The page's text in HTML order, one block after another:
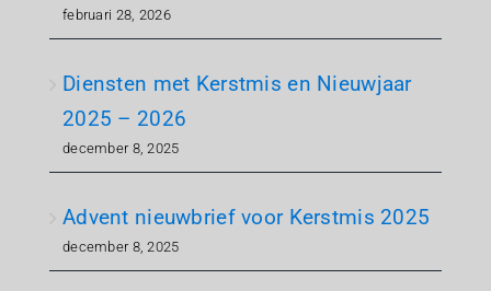
februari 28, 2026
Diensten met Kerstmis en Nieuwjaar
2025 – 2026
december 8, 2025
Advent nieuwbrief voor Kerstmis 2025
december 8, 2025